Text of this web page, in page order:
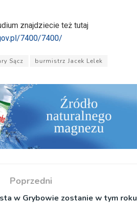
znajdziecie też tutaj
7400/7400/
Sącz burmistrz Jacek Lelek
Poprzedni
w Grybowie zostanie w tym roku